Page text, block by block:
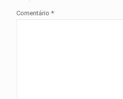
Comentário *